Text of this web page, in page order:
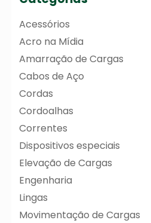
Acessórios
Acro na Mídia
Amarração de Cargas
Cabos de Aço
Cordas
Cordoalhas
Correntes
Dispositivos especiais
Elevação de Cargas
Engenharia
Lingas
Movimentação de Cargas